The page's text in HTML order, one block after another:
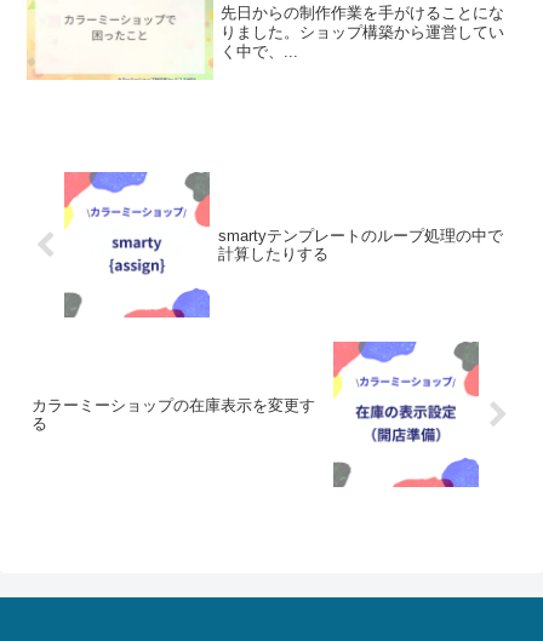
先日からの制作作業を手がけることにな
りました。ショップ構築から運営してい
く中で、...
smartyテンプレートのループ処理の中で
計算したりする
カラーミーショップの在庫表示を変更す
る